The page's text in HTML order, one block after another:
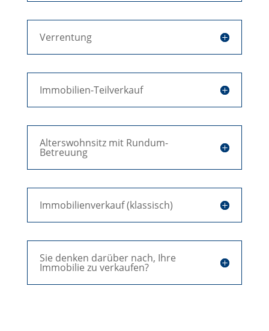
Verrentung
Immobilien-Teilverkauf
Alterswohnsitz mit Rundum-
Betreuung
Immobilienverkauf (klassisch)
Sie denken darüber nach, Ihre
Immobilie zu verkaufen?